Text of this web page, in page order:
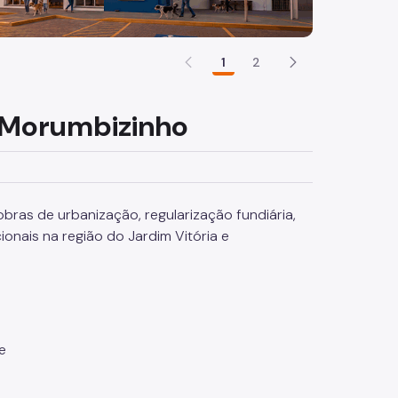
1 2
de urbanização, regularização fundiária,
na região do Jardim Vitória e